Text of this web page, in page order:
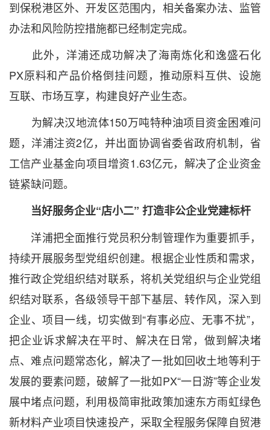
到保税港区外、开发区范围内，相关备案办法、监管
办法和风险防控措施都已经制定完成。
此外，洋浦还成功解决了海南炼化和逸盛石化
PX原料和产品价格倒挂问题，推动原料互供、设施
互联、市场互享，构建良好产业生态。
为解决汉地流体150万吨特种油项目资金困难问
题，洋浦注资2亿，并出面协调省委省政府机制，省
工信产业基金向项目增资1.63亿元，解决了企业资金
链紧缺问题。
当好服务企业“店小二” 打造非公企业党建标杆
洋浦把全面推行党员积分制管理作为重要抓手，
持续开展服务型党组织创建。根据企业性质和需求，
推行政企党组织结对联系，将机关党组织与企业党组
织结对联系，各级领导干部下基层、转作风，深入到
企业、项目一线，切实做到“有事必应、无事不扰”，
把企业诉求解决在平时、解决在日常，做到解决堵
点、难点问题常态化，解决了一批如回收土地等利于
发展的要素问题，破解了一批如PX“一日游”等企业发
展中堵点问题，利用极简审批政策加速东方雨虹绿色
新材料产业项目快速投产，采取全程服务保障自贸港